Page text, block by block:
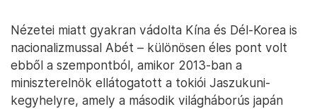
Nézetei miatt gyakran vádolta Kína és Dél-Korea is
nacionalizmussal Abét – különösen éles pont volt
ebből a szempontból, amikor 2013-ban a
miniszterelnök ellátogatott a tokiói Jaszukuni-
kegyhelyre, amely a második világháborús japán